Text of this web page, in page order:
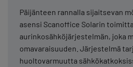
Päijänteen rannalla sijaitsevan
asensi Scanoffice Solarin
aurinkosähköjärjestelmän, joka
omavaraisuuden. Järjestelmä
huoltovarmuutta